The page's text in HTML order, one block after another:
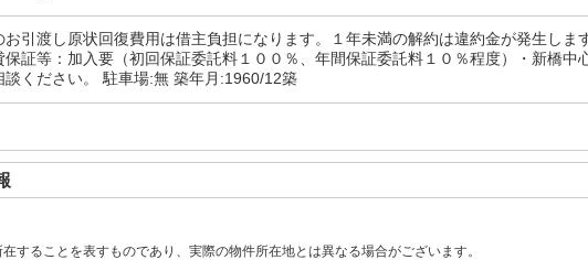
お引渡し原状回復費用は借主負担になります。１年未満の解約は違約金が発生しま
保証等：加入要（初回保証委託料１００％、年間保証委託料１０％程度）・新橋中
談ください。 駐車場:無 築年月:1960/12築
することを表すものであり、実際の物件所在地とは異なる場合がございます。